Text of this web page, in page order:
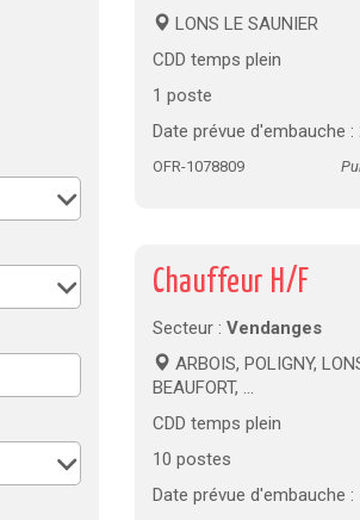
LONS LE SAUNIER
CDD temps plein
1 poste
Date prévue d'embauche
OFR-1078809
Chauffeur H/F
Secteur : Vendanges
ARBOIS, POLIGNY,
BEAUFORT, ...
CDD temps plein
10 postes
Date prévue d'embauche